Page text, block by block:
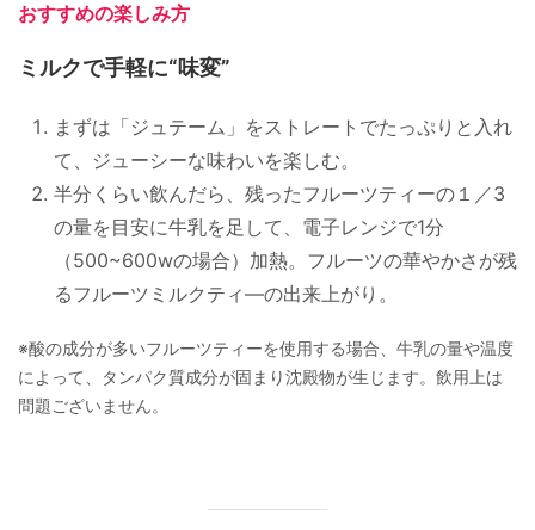
おすすめの楽しみ方
ミルクで手軽に“味変”
まずは「ジュテーム」をストレートでたっぷりと入れ
て、ジューシーな味わいを楽しむ。
半分くらい飲んだら、残ったフルーツティーの１／3
の量を目安に牛乳を足して、電子レンジで1分
（500~600wの場合）加熱。フルーツの華やかさが残
るフルーツミルクティ―の出来上がり。
※酸の成分が多いフルーツティーを使用する場合、牛乳の量や温度
によって、タンパク質成分が固まり沈殿物が生じます。飲用上は
問題ございません。